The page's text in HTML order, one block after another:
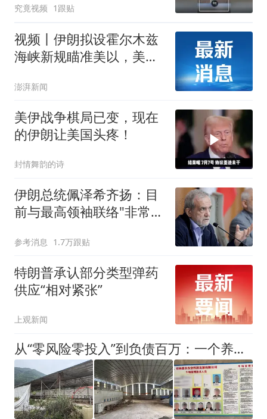
律
究竟视频 1跟贴
视频丨伊朗拟设霍尔木兹
海峡新规瞄准美以，美
澎湃新闻
美伊战争棋局已变，现在
的伊朗让美国头疼！
封情舞韵的诗
伊朗总统佩泽希齐扬：目
前与最高领袖联络"非常困
参考消息 1.7万跟贴
特朗普承认部分类型弹药
供应“相对紧张”
上观新闻
从“零风险零投入”到负债百万：一个养牛项目崩盘后，谁该为农户的贷款买单丨红星调查